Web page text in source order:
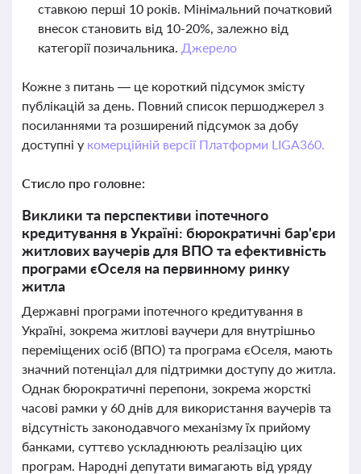
ставкою перші 10 років. Мінімальний початковий
внесок становить від 10-20%, залежно від
категорії позичальника. Джерело
Кожне з питань — це короткий підсумок змісту
публікацій за день. Повний список першоджерел з
посиланнями та розширений підсумок за добу
доступні у комерційній версії Платформи LIGA360.
Стисло про головне:
Виклики та перспективи іпотечного
кредитування в Україні: бюрократичні бар'єри
житлових ваучерів для ВПО та ефективність
програми єОселя на первинному ринку
житла
Державні програми іпотечного кредитування в
Україні, зокрема житлові ваучери для внутрішньо
переміщених осіб (ВПО) та програма єОселя, мають
значний потенціал для підтримки доступу до житла.
Однак бюрократичні перепони, зокрема жорсткі
часові рамки у 60 днів для використання ваучерів та
відсутність законодавчого механізму їх прийому
банками, суттєво ускладнюють реалізацію цих
програм. Народні депутати вимагають від уряду